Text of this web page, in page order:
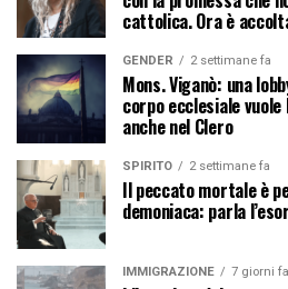
cattolica. Ora è
GENDER 2 settimane fa
Mons. Viganò: una
corpo ecclesiale
anche nel Clero
SPIRITO 2 settimane fa
Il peccato mortale è
demoniaca: parla
IMMIGRAZIONE 7 giorni fa